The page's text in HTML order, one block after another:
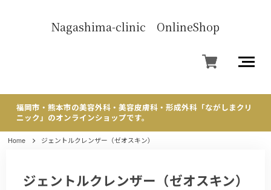
福岡市・熊本市の美容外科・美容皮膚科・形成外科「ながしまクリ
ニック」のオンラインショップです。
Nagashima-clinic OnlineShop
Home ジェントルクレンザー（ゼオスキン）
ジェントルクレンザー（ゼオスキン）